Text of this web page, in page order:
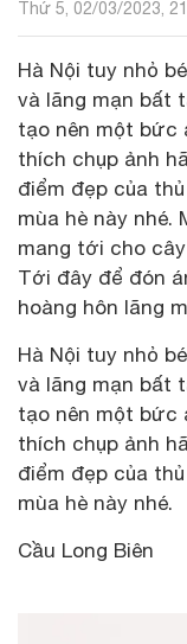
Thứ 5, 02/03/2023,
Hà Nội tuy nhỏ
và lãng mạn bất
tạo nên một bức
thích chụp ảnh
điểm đẹp của
mùa hè này nhé.
mang tới cho
Tới đây để đón
hoàng hôn lãng
Hà Nội tuy nhỏ
và lãng mạn bất
tạo nên một bức
thích chụp ảnh
điểm đẹp của
mùa hè này nhé.
Cầu Long Biên